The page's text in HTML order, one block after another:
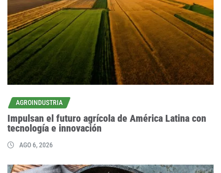
AGROINDUSTRIA
Impulsan el futuro agrícola de América Latina con
tecnología e innovación
AGO 6, 2026